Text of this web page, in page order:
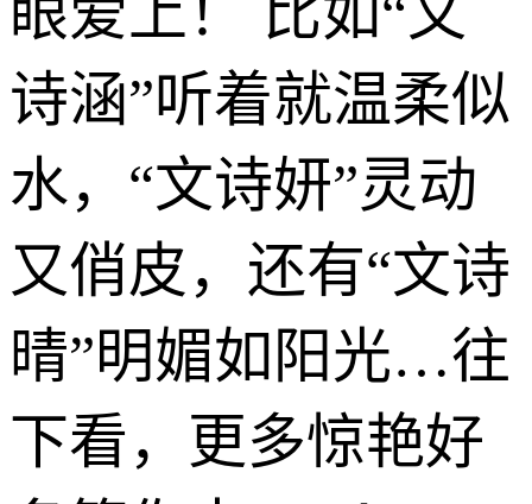
眼爱上！ 比如“文
诗涵”听着就温柔似
水，“文诗妍”灵动
又俏皮，还有“文诗
晴”明媚如阳光…往
下看，更多惊艳好